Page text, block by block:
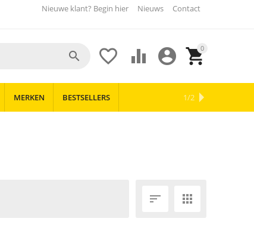
Nieuwe klant? Begin hier Nieuws Contact
0


 

MERKEN BESTSELLERS 1/2
 